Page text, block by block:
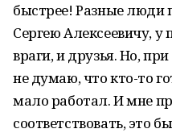
быстрее! Разные люди
Сергею Алексеевичу, у
враги, и друзья. Но,
не думаю, что кто-то
мало работал. И мне
соответствовать, это